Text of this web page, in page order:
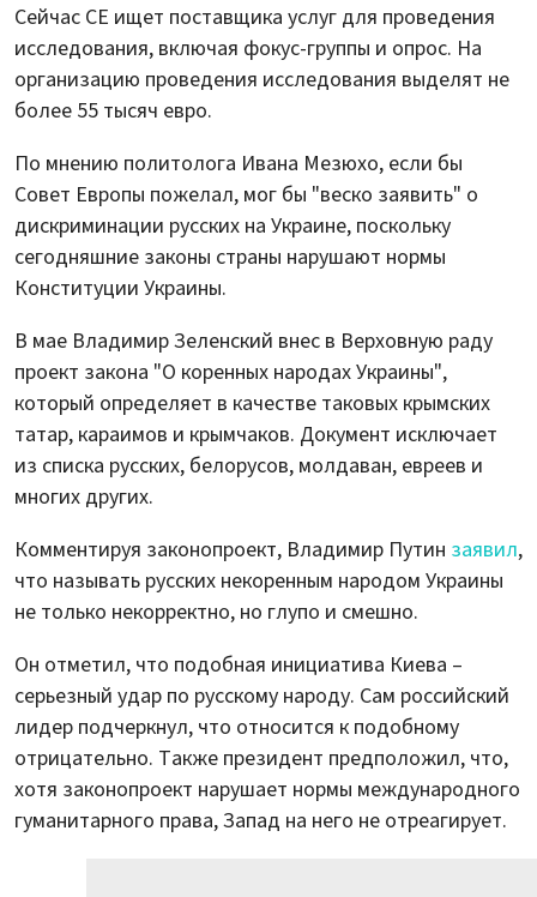
Сейчас СЕ ищет поставщика услуг для проведения
исследования, включая фокус-группы и опрос. На
организацию проведения исследования выделят не
более 55 тысяч евро.
По мнению политолога Ивана Мезюхо, если бы
Совет Европы пожелал, мог бы "веско заявить" о
дискриминации русских на Украине, поскольку
сегодняшние законы страны нарушают нормы
Конституции Украины.
В мае Владимир Зеленский внес в Верховную раду
проект закона "О коренных народах Украины",
который определяет в качестве таковых крымских
татар, караимов и крымчаков. Документ исключает
из списка русских, белорусов, молдаван, евреев и
многих других.
Комментируя законопроект, Владимир Путин заявил,
что называть русских некоренным народом Украины
не только некорректно, но глупо и смешно.
Он отметил, что подобная инициатива Киева –
серьезный удар по русскому народу. Сам российский
лидер подчеркнул, что относится к подобному
отрицательно. Также президент предположил, что,
хотя законопроект нарушает нормы международного
гуманитарного права, Запад на него не отреагирует.